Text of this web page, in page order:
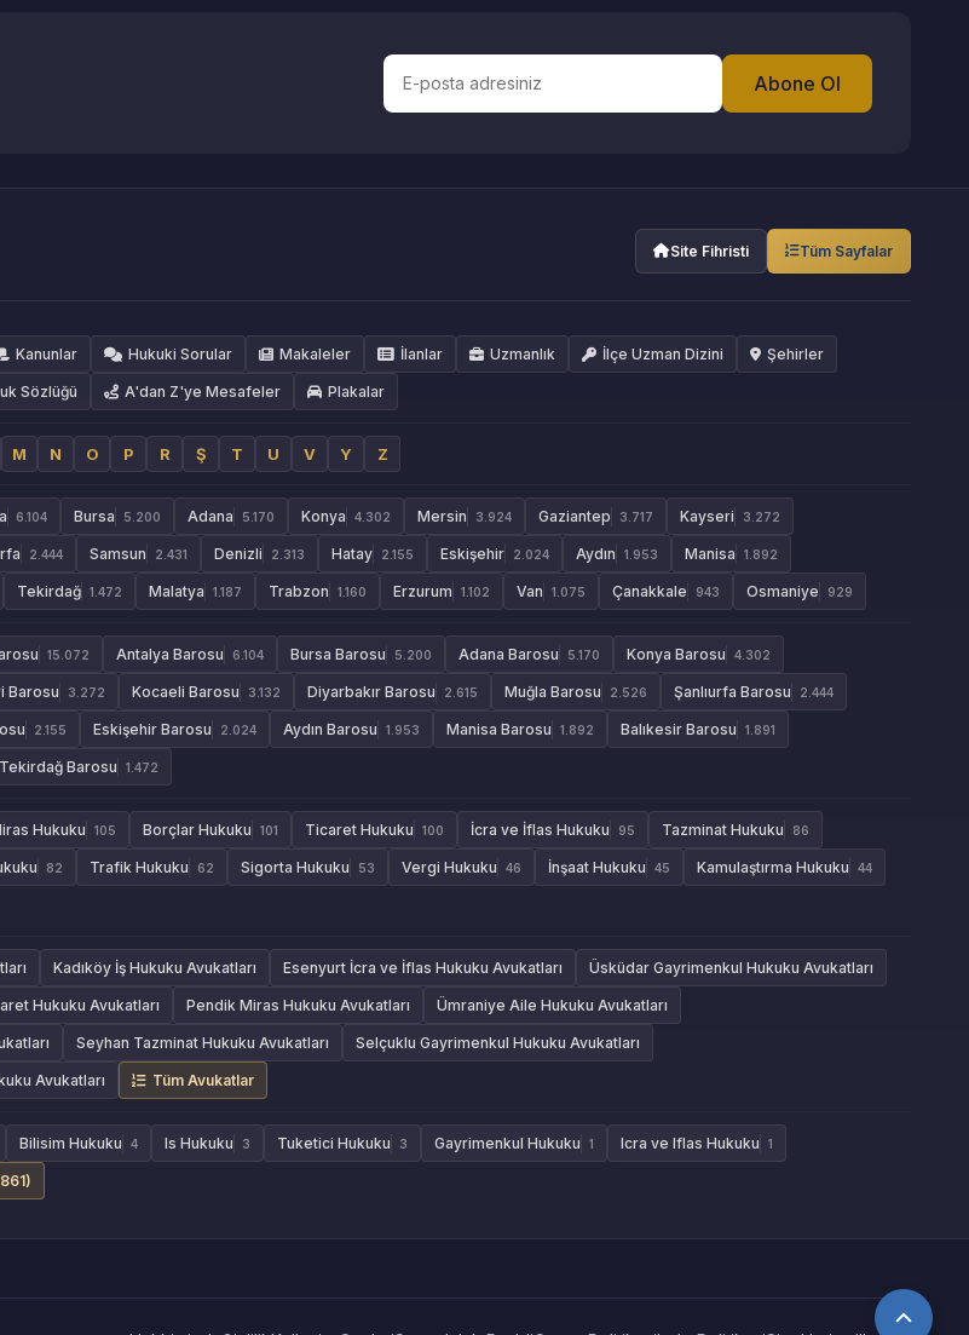
Abone Ol
Site Fihristi Tüm Sayfalar
Kanunlar Hukuki Sorular Makaleler İlanlar Uzmanlık İlçe Uzman Dizini Şehirler
Sözlüğü A'dan Z'ye Mesafeler Plakalar
M N O P R Ş T U V Y Z
6.104 Bursa 5.200 Adana 5.170 Konya 4.302 Mersin 3.924 Gaziantep 3.717 Kayseri 3.272
2.444 Samsun 2.431 Denizli 2.313 Hatay 2.155 Eskişehir 2.024 Aydın 1.953 Manisa 1.892
Tekirdağ 1.472 Malatya 1.187 Trabzon 1.160 Erzurum 1.102 Van 1.075 Çanakkale 943 Osmaniye 929
15.072 Antalya Barosu 6.104 Bursa Barosu 5.200 Adana Barosu 5.170 Konya Barosu 4.302
Barosu 3.272 Kocaeli Barosu 3.132 Diyarbakır Barosu 2.615 Muğla Barosu 2.526 Şanlıurfa Barosu 2.444
2.155 Eskişehir Barosu 2.024 Aydın Barosu 1.953 Manisa Barosu 1.892 Balıkesir Barosu 1.891
Tekirdağ Barosu 1.472
Hukuku 105 Borçlar Hukuku 101 Ticaret Hukuku 100 İcra ve İflas Hukuku 95 Tazminat Hukuku 86
82 Trafik Hukuku 62 Sigorta Hukuku 53 Vergi Hukuku 46 İnşaat Hukuku 45 Kamulaştırma Hukuku 44
Kadıköy İş Hukuku Avukatları Esenyurt İcra ve İflas Hukuku Avukatları Üsküdar Gayrimenkul Hukuku Avukatları
Hukuku Avukatları Pendik Miras Hukuku Avukatları Ümraniye Aile Hukuku Avukatları
Seyhan Tazminat Hukuku Avukatları Selçuklu Gayrimenkul Hukuku Avukatları
Avukatları Tüm Avukatlar
Bilisim Hukuku 4 Is Hukuku 3 Tuketici Hukuku 3 Gayrimenkul Hukuku 1 Icra ve Iflas Hukuku 1